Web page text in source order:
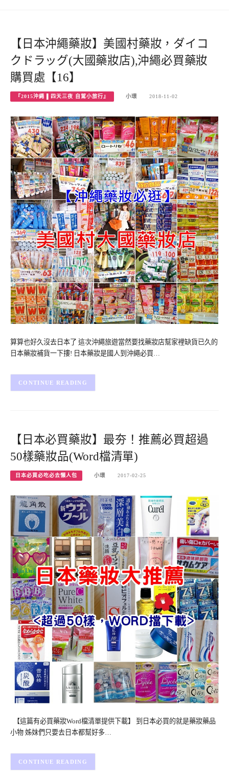
【日本沖繩藥妝】美國村藥妝，ダイコ
クドラッグ(大國藥妝店),沖繩必買藥妝
購買處【16】
『2015沖繩 ▌四天三夜 自駕小旅行』 小環 2018-11-02
算算也好久沒去日本了 這次沖繩旅遊當然要找藥妝店幫家裡缺貨已久的
日本藥妝補貨一下摟! 日本藥妝是國人到沖繩必買…
CONTINUE READING
【日本必買藥妝】最夯！推薦必買超過
50樣藥妝品(Word檔清單)
日本必買必吃必去懶人包 小環 2017-02-25
【這篇有必買藥妝Word檔清單提供下載】 到日本必買的就是藥妝藥品
小物 姊妹們只要去日本都幫好多…
CONTINUE READING